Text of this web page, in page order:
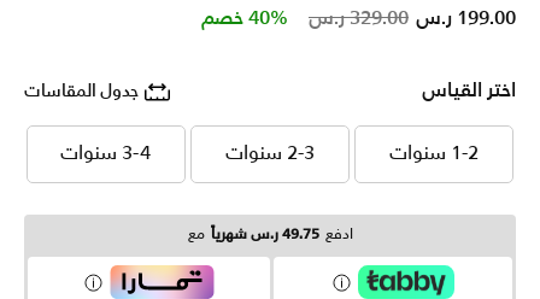
Price reduced from
329.00 ر.س to 199.00 ر.س 40% خصم
اختر القياس جدول المقاسات
1-2 سنوات 1-2 سنوات 2-3 سنوات 2-3 سنوات 3-4 سنوات 3-4 سنوات
ادفع 49.75 ر.س شهرياً مع